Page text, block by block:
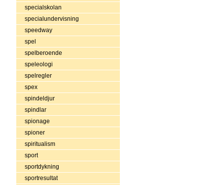
specialskolan
specialundervisning
speedway
spel
spelberoende
speleologi
spelregler
spex
spindeldjur
spindlar
spionage
spioner
spiritualism
sport
sportdykning
sportresultat